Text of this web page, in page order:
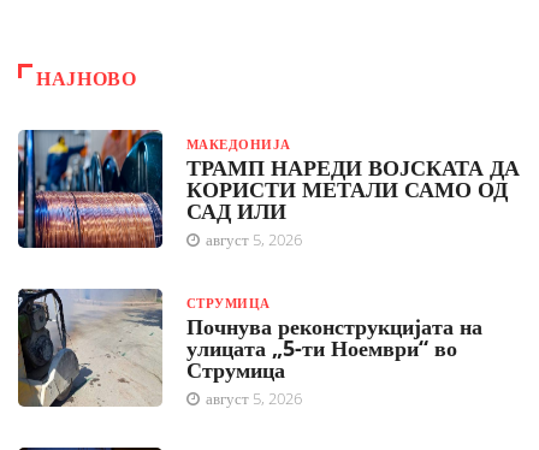
НАЈНОВО
МАКЕДОНИЈА
ТРАМП НАРЕДИ ВОЈСКАТА ДА
КОРИСТИ МЕТАЛИ САМО ОД
САД ИЛИ
август 5, 2026
СТРУМИЦА
Почнува реконструкцијата на
улицата „5-ти Ноември“ во
Струмица
август 5, 2026